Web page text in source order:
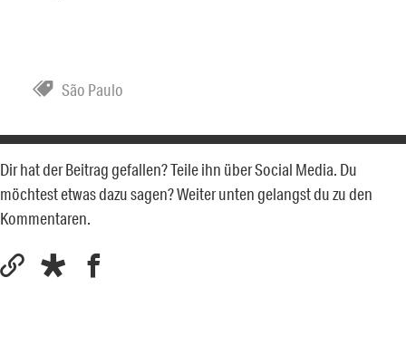
São Paulo
Dir hat der Beitrag gefallen? Teile ihn über Social Media. Du
möchtest etwas dazu sagen? Weiter unten gelangst du zu den
Kommentaren.